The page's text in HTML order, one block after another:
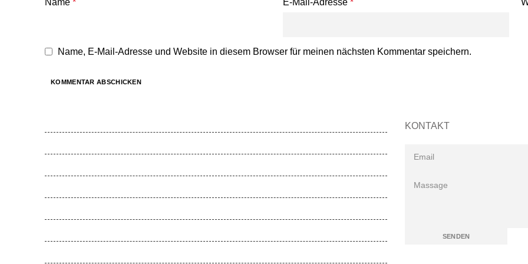
Name * E-Mail-Adresse *
Name, E-Mail-Adresse und Website in diesem Browser für meinen nächsten Kommentar speichern.
KONTAKT